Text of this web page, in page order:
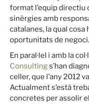
format l’equip
sinèrgies amb
catalanes, la qual
oportunitats de negoci.
En paral·lel i amb la
Consultings’han
celler, que l’any 2012
Actualment s’està
concretes per assolir